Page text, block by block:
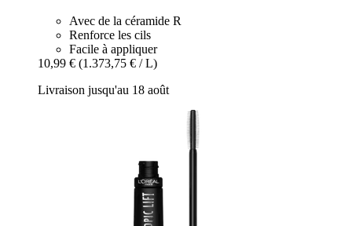
Avec de la céramide R
Renforce les cils
Facile à appliquer
10,99 € (1.373,75 € / L)
Livraison jusqu'au 18 août